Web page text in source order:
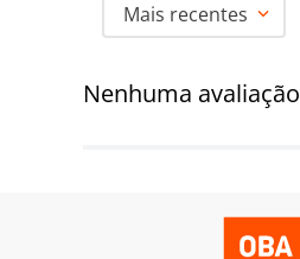
Mais recentes
Nenhuma avaliação